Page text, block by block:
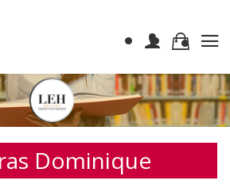
Dominique